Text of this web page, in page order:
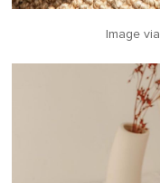
Image via